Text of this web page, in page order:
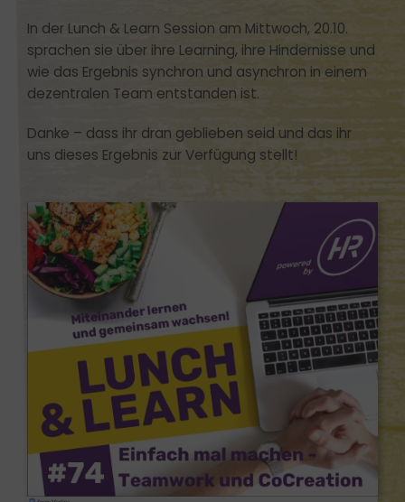
In der Lunch & Learn Session am Mittwoch, 20.10.
sprachen sie über ihre Learning, ihre Hindernisse und
wie das Ergebnis synchron und asynchron in einem
dezentralen Team entstanden ist.
Danke – dass ihr dran geblieben seid und das ihr
uns dieses Ergebnis zur Verfügung stellt!